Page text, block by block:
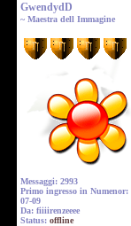
GwendydD
~ Maestra dell Immagine
Messaggi: 2993
Primo ingresso in Numenor:
07-09
Da: fiiiirenzeeee
Status: offline